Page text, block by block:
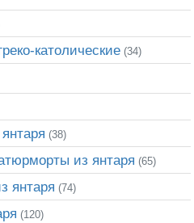
католические(34)
(38)
из янтаря (65)
янтаря (74)
(120)